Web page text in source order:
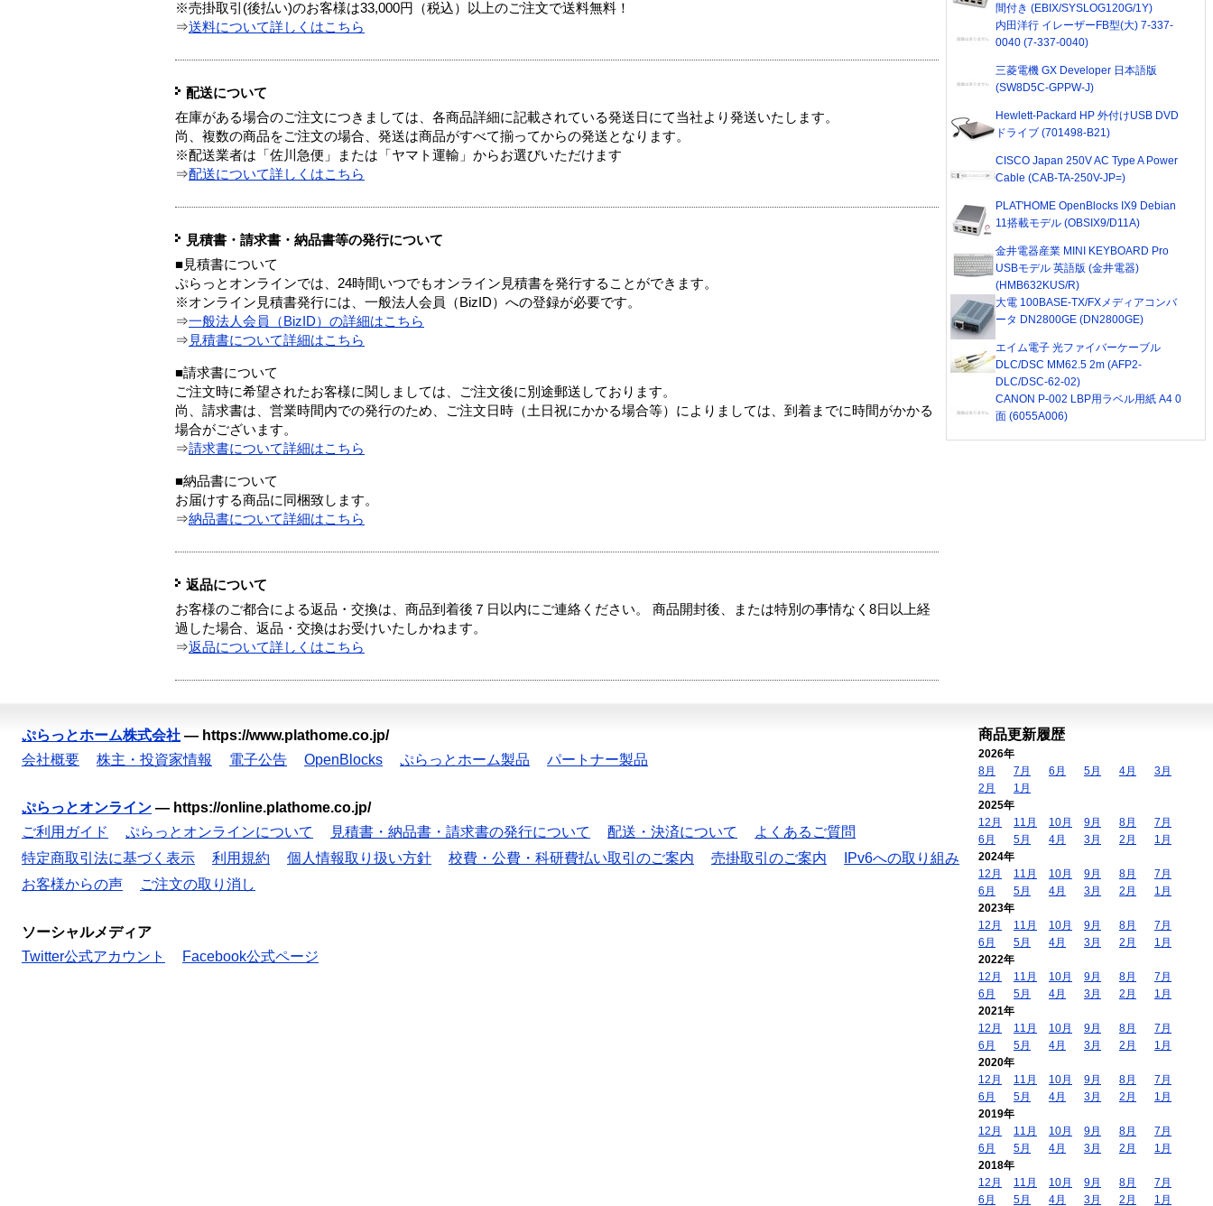
※売掛取引(後払い)のお客様は33,000円（税込）以上のご注文で送料無料！
⇒送料について詳しくはこちら
配送について
在庫がある場合のご注文につきましては、各商品詳細に記載されている発送日にて当社より発送いたします。
尚、複数の商品をご注文の場合、発送は商品がすべて揃ってからの発送となります。
※配送業者は「佐川急便」または「ヤマト運輸」からお選びいただけます
⇒配送について詳しくはこちら
見積書・請求書・納品書等の発行について
■見積書について
ぷらっとオンラインでは、24時間いつでもオンライン見積書を発行することができます。
※オンライン見積書発行には、一般法人会員（BizID）への登録が必要です。
⇒一般法人会員（BizID）の詳細はこちら
⇒ 見積書について詳細はこちら
■請求書について
ご注文時に希望されたお客様に関しましては、ご注文後に別途郵送しております。
尚、請求書は、営業時間内での発行のため、ご注文日時（土日祝にかかる場合等）によりましては、到着までに時間がかかる
場合がございます。
⇒請求書について詳細はこちら
■納品書について
お届けする商品に同梱致します。
⇒納品書について詳細はこちら
返品について
お客様のご都合による返品・交換は、商品到着後７日以内にご連絡ください。 商品開封後、または特別の事情なく8日以上経
過した場合、返品・交換はお受けいたしかねます。
⇒返品について詳しくはこちら
間付き (EBIX/SYSLOG120G/1Y)
内田洋行 イレーザーFB型(大) 7-337-
0040 (7-337-0040)
三菱電機 GX Developer 日本語版
(SW8D5C-GPPW-J)
Hewlett-Packard HP 外付けUSB DVD
ドライブ (701498-B21)
CISCO Japan 250V AC Type A Power
Cable (CAB-TA-250V-JP=)
PLAT'HOME OpenBlocks IX9 Debian
11搭載モデル (OBSIX9/D11A)
金井電器産業 MINI KEYBOARD Pro
USBモデル 英語版 (金井電器)
(HMB632KUS/R)
大電 100BASE-TX/FXメディアコンバ
ータ DN2800GE (DN2800GE)
エイム電子 光ファイバーケーブル
DLC/DSC MM62.5 2m (AFP2-
DLC/DSC-62-02)
CANON P-002 LBP用ラベル用紙 A4 0
面 (6055A006)
ぷらっとホーム株式会社 — https://www.plathome.co.jp/
会社概要
株主・投資家情報 電子公告 OpenBlocks ぷらっとホーム製品 パートナー製品
ぷらっとオンライン — https://online.plathome.co.jp/
ご利用ガイド
ぷらっとオンラインについて 見積書・納品書・請求書の発行について 配送・決済について
よくあるご質問
特定商取引法に基づく表示
利用規約 個人情報取り扱い方針 校費・公費・科研費払い取引のご案内 売掛取引のご案内
IPv6への取り組み
お客様からの声
ご注文の取り消し
ソーシャルメディア
Twitter公式アカウント
Facebook公式ページ
商品更新履歴
2026年
8月
7月 6月 5月 4月
3月
2月
1月
2025年
12月
11月 10月 9月 8月
7月
6月
5月 4月 3月 2月
1月
2024年
12月
11月 10月 9月 8月
7月
6月
5月 4月 3月 2月
1月
2023年
12月
11月 10月 9月 8月
7月
6月
5月 4月 3月 2月
1月
2022年
12月
11月 10月 9月 8月
7月
6月
5月 4月 3月 2月
1月
2021年
12月
11月 10月 9月 8月
7月
6月
5月 4月 3月 2月
1月
2020年
12月
11月 10月 9月 8月
7月
6月
5月 4月 3月 2月
1月
2019年
12月
11月 10月 9月 8月
7月
6月
5月 4月 3月 2月
1月
2018年
12月
11月 10月 9月 8月
7月
6月
5月 4月 3月 2月 1月